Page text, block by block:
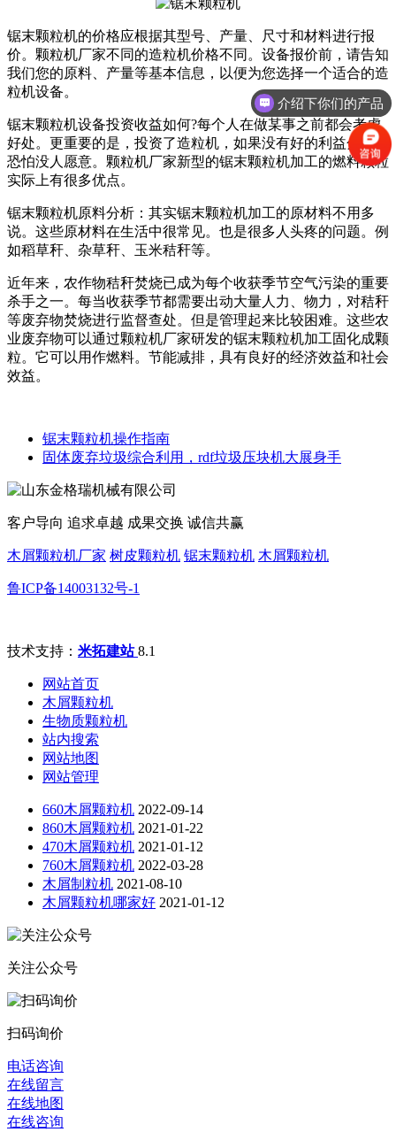
锯末颗粒机的价格应根据其型号、产量、尺寸和材料进行报
价。颗粒机厂家不同的造粒机价格不同。设备报价前，请告知
我们您的原料、产量等基本信息，以便为您选择一个适合的造
粒机设备。
锯末颗粒机设备投资收益如何?每个人在做某事之前都会考虑
好处。更重要的是，投资了造粒机，如果没有好的利益分析，
恐怕没人愿意。颗粒机厂家新型的锯末颗粒机加工的燃料颗粒
实际上有很多优点。
锯末颗粒机原料分析：其实锯末颗粒机加工的原材料不用多
说。这些原材料在生活中很常见。也是很多人头疼的问题。例
如稻草秆、杂草秆、玉米秸秆等。
近年来，农作物秸秆焚烧已成为每个收获季节空气污染的重要
杀手之一。每当收获季节都需要出动大量人力、物力，对秸秆
等废弃物焚烧进行监督查处。但是管理起来比较困难。这些农
业废弃物可以通过颗粒机厂家研发的锯末颗粒机加工固化成颗
粒。它可以用作燃料。节能减排，具有良好的经济效益和社会
效益。
锯末颗粒机操作指南
固体废弃垃圾综合利用，rdf垃圾压块机大展身手
客户导向 追求卓越 成果交换 诚信共赢
木屑颗粒机厂家 树皮颗粒机 锯末颗粒机 木屑颗粒机
鲁ICP备14003132号-1
技术支持： 米拓建站8.1
网站首页
木屑颗粒机
生物质颗粒机
站内搜索
网站地图
网站管理
660木屑颗粒机 2022-09-14
860木屑颗粒机 2021-01-22
470木屑颗粒机 2021-01-12
760木屑颗粒机 2022-03-28
木屑制粒机 2021-08-10
木屑颗粒机哪家好 2021-01-12
关注公众号
扫码询价
电话咨询
在线留言
在线地图
在线咨询
介绍下你们的产品